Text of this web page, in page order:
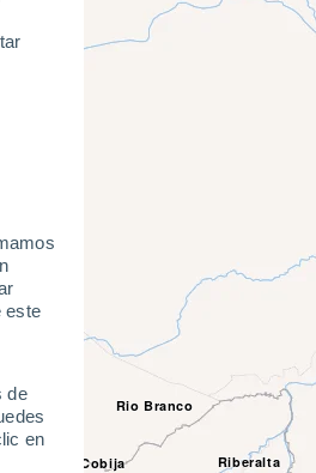
este
de
en
Rio Branco
Cobija Riberalta